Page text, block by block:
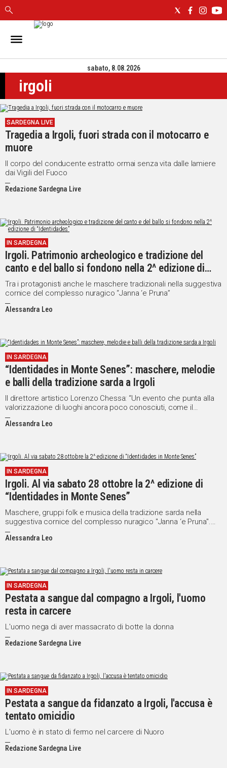
IN
CAGLIARI
SASSARI
NUORO
ORISTANO
SULCIS
GALLURA
OGLIASTRA
MEDIO
CAMPIDANO
POLITICA
IN
ITALIA
NEL
MONDO
SPORT
STORIE
VIDEO
Vai
UNISCITI
AL CANALE
Social
sabato, 8.08.2026
irgoli
SARDEGNA LIVE
Tragedia a Irgoli, fuori strada con il motocarro e
muore
Il corpo del conducente estratto ormai senza vita dalle lamiere
dai Vigili del Fuoco
Redazione Sardegna Live
IN SARDEGNA
Irgoli. Patrimonio archeologico e tradizione del
canto e del ballo si fondono nella 2^ edizione di
“Identidades”
Tra i protagonisti anche le maschere tradizionali nella suggestiva
cornice del complesso nuragico “Janna ‘e Pruna”
Alessandra Leo
IN SARDEGNA
“Identidades in Monte Senes”: maschere, melodie
e balli della tradizione sarda a Irgoli
Il direttore artistico Lorenzo Chessa: “Un evento che punta alla
valorizzazione di luoghi ancora poco conosciuti, come il
complesso nuragico “Janna ‘e Pruna” e il monte”
Alessandra Leo
IN SARDEGNA
Irgoli. Al via sabato 28 ottobre la 2^ edizione di
“Identidades in Monte Senes”
Maschere, gruppi folk e musica della tradizione sarda nella
suggestiva cornice del complesso nuragico "Janna ‘e Pruna".
Ecco il programma
Alessandra Leo
IN SARDEGNA
Pestata a sangue dal compagno a Irgoli, l'uomo
resta in carcere
L'uomo nega di aver massacrato di botte la donna
Redazione Sardegna Live
IN SARDEGNA
Pestata a sangue da fidanzato a Irgoli, l'accusa è
tentato omicidio
L'uomo è in stato di fermo nel carcere di Nuoro
Redazione Sardegna Live